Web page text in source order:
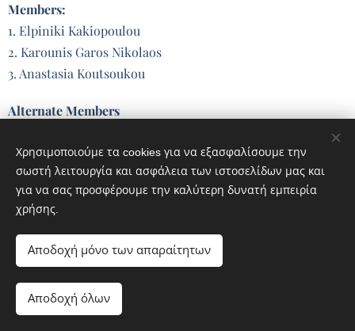
Members:
1. Elpiniki Kakiopoulou
2. Karounis Garos Nikolaos
3. Anastasia Koutsoukou
Alternate Members
2.Ia MosashviliNetwork Development Coordinator
3.Carlos Bodi– Head of Sponsorship
Audit Committee:
Psarros Apostolos
Orenos Theodoros Dimitrios
Kordolemi Maria
Χρησιμοποιούμε τα cookies για να εξασφαλίσουμε την
σωστή λειτουργία και ασφάλεια των ιστοσελίδων μας και
για να σας προσφέρουμε την καλύτερη δυνατή εμπειρία
χρήσης.
Αποδοχή μόνο των απαραίτητων
Αποδοχή όλων